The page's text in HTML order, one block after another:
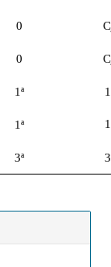
0
0
1ª
1ª
3ª